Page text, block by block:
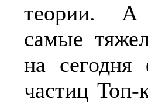
теории. А
самые
на сегодня
частиц Топ-